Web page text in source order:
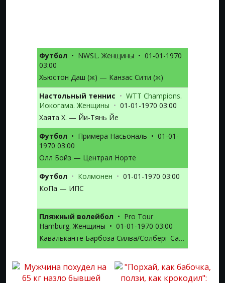
Футбол • NWSL. Женщины • 01-01-1970
03:00
Хьюстон Даш (ж) — Канзас Сити (ж)
Настольный теннис • WTT Champions.
Иокогама. Женщины • 01-01-1970 03:00
Хаята Х. — Йи-Тянь Йе
Футбол • Примера Насьональ • 01-01-
1970 03:00
Олл Бойз — Централ Норте
Футбол • Колмонен • 01-01-1970 03:00
КоПа — ИПС
Пляжный волейбол • Pro Tour
Hamburg. Женщины • 01-01-1970 03:00
Кавальканте Барбоза Силва/Солберг Салгаду — Мадер Дж./Кернер Л.